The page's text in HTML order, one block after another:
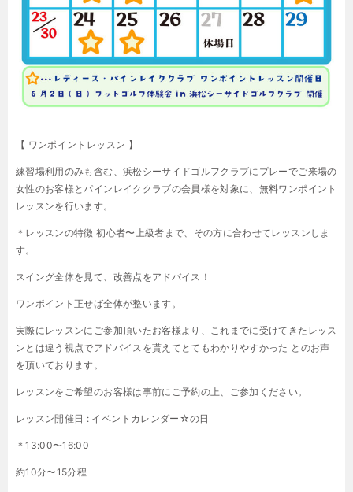
【 ワンポイントレッスン 】
練習場利用のみも含む、浜松シーサイドゴルフクラブにプレーでご来場の
女性のお客様とパインレイククラブの会員様を対象に、無料ワンポイント
レッスンを行います。
＊レッスンの特徴 初心者〜上級者まで、その方に合わせてレッスンしま
す。
スイング全体を見て、改善点をアドバイス！
ワンポイント正せば全体が整います。
実際にレッスンにご参加頂いたお客様より、これまでに受けてきたレッス
ンとは違う視点でアドバイスを貰えてとてもわかりやすかった とのお声
を頂いております。
レッスンをご希望のお客様は事前にご予約の上、ご参加ください。
レッスン開催日 : イベントカレンダー☆の日
＊13:00〜16:00
約10分〜15分程